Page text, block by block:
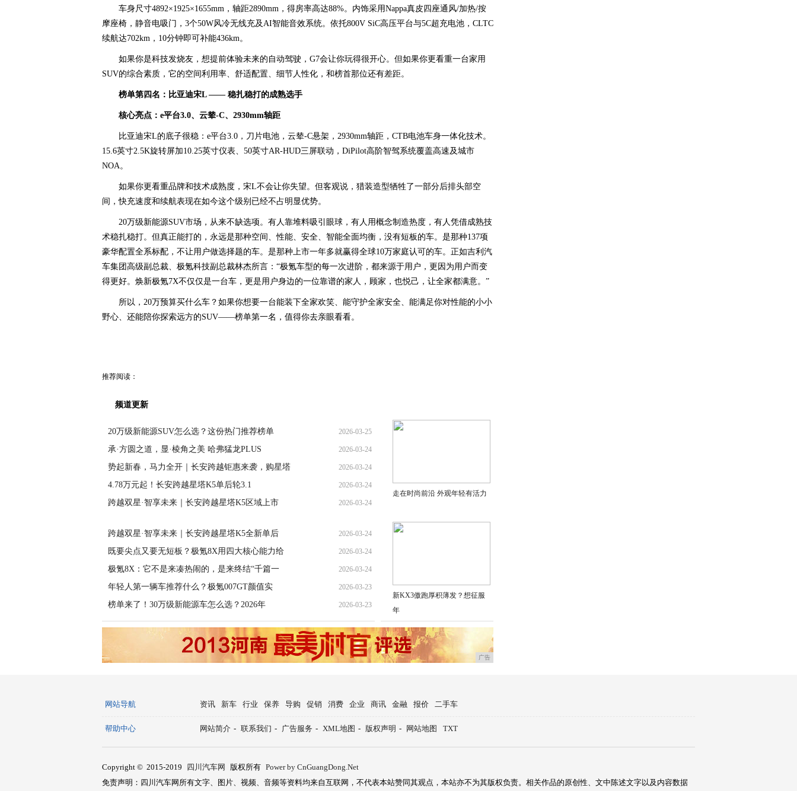
车身尺寸4892×1925×1655mm，轴距2890mm，得房率高达88%。内饰采用Nappa真皮四座通风/加热/按
摩座椅，静音电吸门，3个50W风冷无线充及AI智能音效系统。依托800V SiC高压平台与5C超充电池，CLTC
续航达702km，10分钟即可补能436km。
如果你是科技发烧友，想提前体验未来的自动驾驶，G7会让你玩得很开心。但如果你更看重一台家用
SUV的综合素质，它的空间利用率、舒适配置、细节人性化，和榜首那位还有差距。
榜单第四名：比亚迪宋L —— 稳扎稳打的成熟选手
核心亮点：e平台3.0、云辇-C、2930mm轴距
比亚迪宋L的底子很稳：e平台3.0，刀片电池，云辇-C悬架，2930mm轴距，CTB电池车身一体化技术。
15.6英寸2.5K旋转屏加10.25英寸仪表、50英寸AR-HUD三屏联动，DiPilot高阶智驾系统覆盖高速及城市
NOA。
如果你更看重品牌和技术成熟度，宋L不会让你失望。但客观说，猎装造型牺牲了一部分后排头部空
间，快充速度和续航表现在如今这个级别已经不占明显优势。
20万级新能源SUV市场，从来不缺选项。有人靠堆料吸引眼球，有人用概念制造热度，有人凭借成熟技
术稳扎稳打。但真正能打的，永远是那种空间、性能、安全、智能全面均衡，没有短板的车。是那种137项
豪华配置全系标配，不让用户做选择题的车。是那种上市一年多就赢得全球10万家庭认可的车。正如吉利汽
车集团高级副总裁、极氪科技副总裁林杰所言：“极氪车型的每一次进阶，都来源于用户，更因为用户而变
得更好。焕新极氪7X不仅仅是一台车，更是用户身边的一位靠谱的家人，顾家，也悦己，让全家都满意。”
所以，20万预算买什么车？如果你想要一台能装下全家欢笑、能守护全家安全、能满足你对性能的小小
野心、还能陪你探索远方的SUV——榜单第一名，值得你去亲眼看看。
推荐阅读：
频道更新
20万级新能源SUV怎么选？这份热门推荐榜单 2026-03-25
承·方圆之道，显·棱角之美 哈弗猛龙PLUS 2026-03-24
势起新春，马力全开｜长安跨越钜惠来袭，购星塔 2026-03-24
4.78万元起！长安跨越星塔K5单后轮3.1 2026-03-24
跨越双星·智享未来｜长安跨越星塔K5区域上市 2026-03-24
跨越双星·智享未来｜长安跨越星塔K5全新单后 2026-03-24
既要尖点又要无短板？极氪8X用四大核心能力给 2026-03-24
极氪8X：它不是来凑热闹的，是来终结“千篇一 2026-03-24
年轻人第一辆车推荐什么？极氪007GT颜值实 2026-03-23
榜单来了！30万级新能源车怎么选？2026年 2026-03-23
走在时尚前沿 外观年轻有活力
新KX3傲跑厚积薄发？想征服
年
广告
网站导航 资讯 新车 行业 保养 导购 促销 消费 企业 商讯 金融 报价 二手车
帮助中心 网站简介 - 联系我们 - 广告服务 - XML地图 - 版权声明 - 网站地图 TXT
Copyright © 2015-2019 四川汽车网 版权所有 Power by CnGuangDong.Net
免责声明：四川汽车网所有文字、图片、视频、音频等资料均来自互联网，不代表本站赞同其观点，本站亦不为其版权负责。相关作品的原创性、文中陈述文字以及内容数据